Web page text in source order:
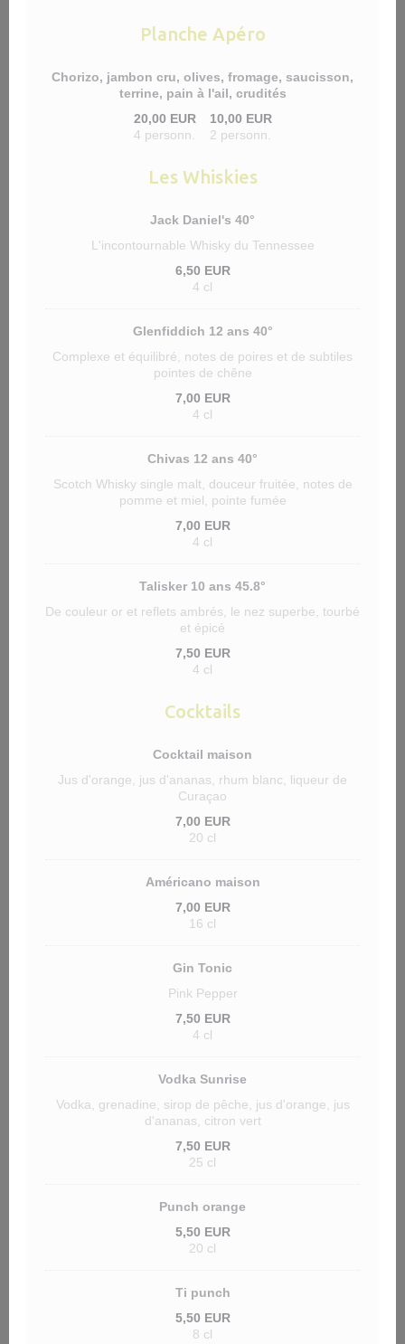
Planche Apéro
Chorizo, jambon cru, olives, fromage, saucisson,
terrine, pain à l'ail, crudités
20,00 EUR
4 personn.
10,00 EUR
2 personn.
Les Whiskies
Jack Daniel's 40°
L'incontournable Whisky du Tennessee
6,50 EUR
4 cl
Glenfiddich 12 ans 40°
Complexe et équilibré, notes de poires et de subtiles
pointes de chêne
7,00 EUR
4 cl
Chivas 12 ans 40°
Scotch Whisky single malt, douceur fruitée, notes de
pomme et miel, pointe fumée
7,00 EUR
4 cl
Talisker 10 ans 45.8°
De couleur or et reflets ambrés, le nez superbe, tourbé
et épicé
7,50 EUR
4 cl
Cocktails
Cocktail maison
Jus d'orange, jus d'ananas, rhum blanc, liqueur de
Curaçao
7,00 EUR
20 cl
Américano maison
7,00 EUR
16 cl
Gin Tonic
Pink Pepper
7,50 EUR
4 cl
Vodka Sunrise
Vodka, grenadine, sirop de pêche, jus d'orange, jus
d'ananas, citron vert
7,50 EUR
25 cl
Punch orange
5,50 EUR
20 cl
Ti punch
5,50 EUR
8 cl